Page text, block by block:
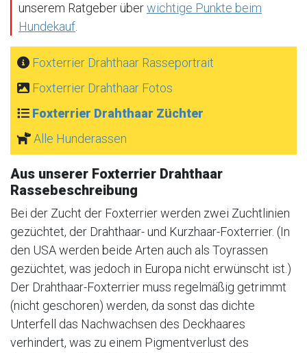
unserem Ratgeber überwichtige Punkte beim
Hundekauf
Foxterrier Drahthaar Rasseportrait
Foxterrier Drahthaar Fotos
Foxterrier Drahthaar Züchter
Alle Hunderassen
Aus unserer Foxterrier Drahthaar
Rassebeschreibung
Bei der Zucht der Foxterrier werden zwei Zuchtlinien
gezüchtet, der Drahthaar- und Kurzhaar-Foxterrier. (In
den USA werden beide Arten auch als Toyrassen
gezüchtet, was jedoch in Europa nicht erwünscht ist.)
Der Drahthaar-Foxterrier muss regelmäßig getrimmt
(nicht geschoren) werden, da sonst das dichte
Unterfell das Nachwachsen des Deckhaares
verhindert, was zu einem Pigmentverlust des